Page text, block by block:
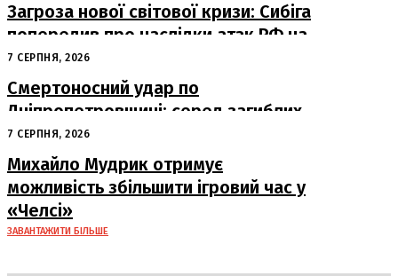
Загроза нової світової кризи: Сибіга
попередив про наслідки атак РФ на
судна
7 СЕРПНЯ, 2026
Смертоносний удар по
Дніпропетровщині: серед загиблих
– працівники «Укрпошти»
7 СЕРПНЯ, 2026
Михайло Мудрик отримує
можливість збільшити ігровий час у
«Челсі»
ЗАВАНТАЖИТИ БІЛЬШЕ